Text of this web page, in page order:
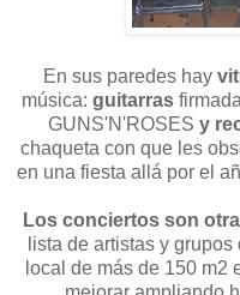
En sus paredes hay
música: guitarras
GUNS'N'ROSES y
chaqueta con que les
en una fiesta allá por el
Los conciertos son
lista de artistas y
local de más de 150 m2